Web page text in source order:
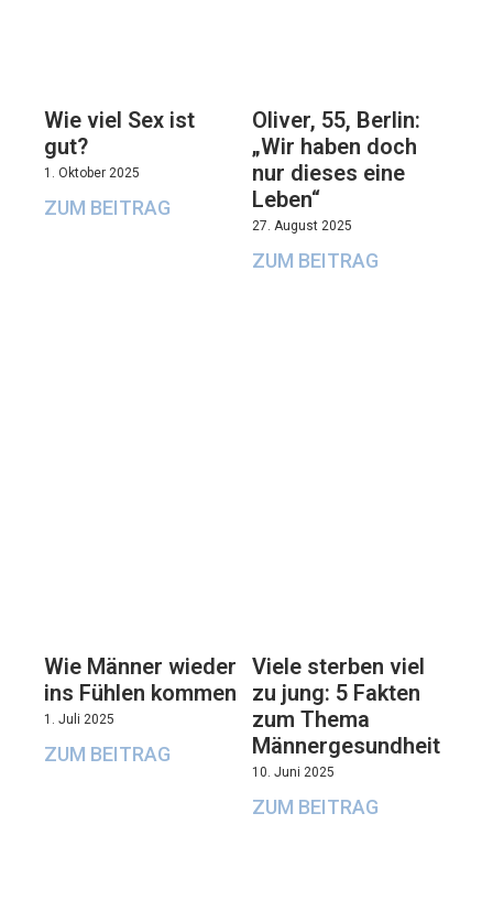
Wie viel Sex ist
gut?
1. Oktober 2025
ZUM BEITRAG
Oliver, 55, Berlin:
„Wir haben doch
nur dieses eine
Leben“
27. August 2025
ZUM BEITRAG
Wie Männer wieder
ins Fühlen kommen
1. Juli 2025
ZUM BEITRAG
Viele sterben viel
zu jung: 5 Fakten
zum Thema
Männergesundheit
10. Juni 2025
ZUM BEITRAG